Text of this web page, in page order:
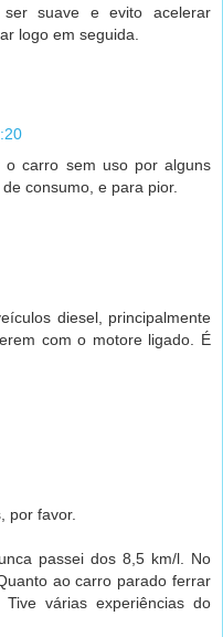
suave e evito acelerar
logo em seguida.
carro sem uso por alguns
consumo, e para pior.
diesel, principalmente
com o motore ligado. É
por favor.
passei dos 8,5 km/l. No
ao carro parado ferrar
várias experiências do